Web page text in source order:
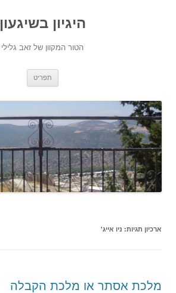
היגיון בשיגעון
הטור המקוון של זאב גלילי
תפריט
ארכיון תגיות: ניו אייג'
מלכת אסתר או מלכת הקבלה